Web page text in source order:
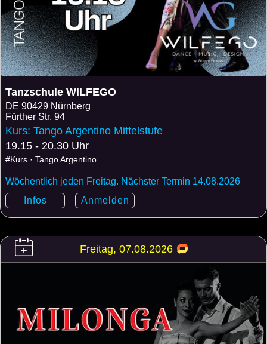
Tanzschule WILFEGO
DE 90429 Nürnberg
Fürther Str. 94
Kurs: Tango Argentino Mittelstufe
19.15 - 20.30 Uhr
#Kurs · Tango Argentino
Wöchentlich jeden Freitag. Nächster Termin 14.08.2026
Infos
Anmelden
Freitag, 07.08.2026